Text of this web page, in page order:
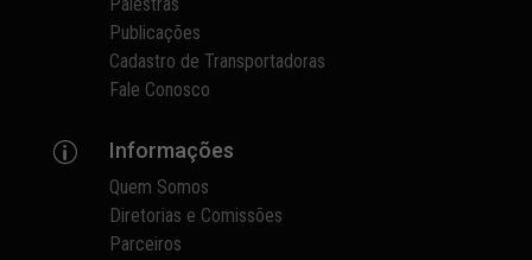
Publicações
Cadastro de Transportadoras
Fale Conosco
p Informações
Quem Somos
Diretorias e Comissões
Parceiros